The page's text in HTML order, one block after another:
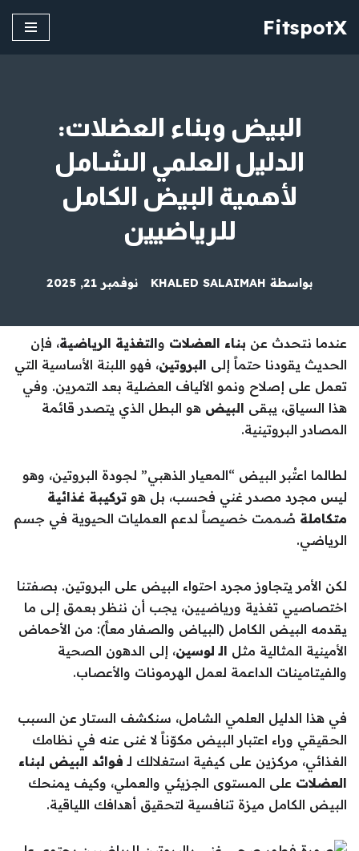
FitspotX
البيض وبناء العضلات:
الدليل العلمي الشامل
لأهمية البيض الكامل
للرياضيين
بواسطة KHALED SALAIMAH نوفمبر 21, 2025
عندما نتحدث عن بناء العضلات والتغذية الرياضية، فإن
الحديث يقودنا حتماً إلى البروتين، فهو اللبنة الأساسية التي
تعمل على إصلاح ونمو الألياف العضلية بعد التمرين. وفي
هذا السياق، يبقى البيض هو البطل الذي يتصدر قائمة
المصادر البروتينية.
لطالما اعتُبر البيض “المعيار الذهبي” لجودة البروتين، وهو
ليس مجرد مصدر غني فحسب، بل هو تركيبة غذائية
متكاملة صُممت خصيصاً لدعم العمليات الحيوية في جسم
الرياضي.
لكن الأمر يتجاوز مجرد احتواء البيض على البروتين. بصفتنا
اختصاصيي تغذية ورياضيين، يجب أن ننظر بعمق إلى ما
يقدمه البيض الكامل (البياض والصفار معاً): من الأحماض
الأمينية المثالية مثل الـ لوسين، إلى الدهون الصحية
والفيتامينات الداعمة لعمل الهرمونات والأعصاب.
في هذا الدليل العلمي الشامل، سنكشف الستار عن السبب
الحقيقي وراء اعتبار البيض مكوّناً لا غنى عنه في نظامك
الغذائي، مركزين على كيفية استغلالك لـ فوائد البيض لبناء
العضلات على المستوى الجزيئي والعملي، وكيف يمنحك
البيض الكامل ميزة تنافسية لتحقيق أهدافك اللياقية.